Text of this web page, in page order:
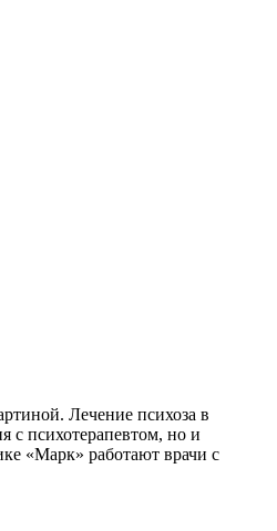
Лечение психоза в
с психотерапевтом, но и
«Марк» работают врачи с